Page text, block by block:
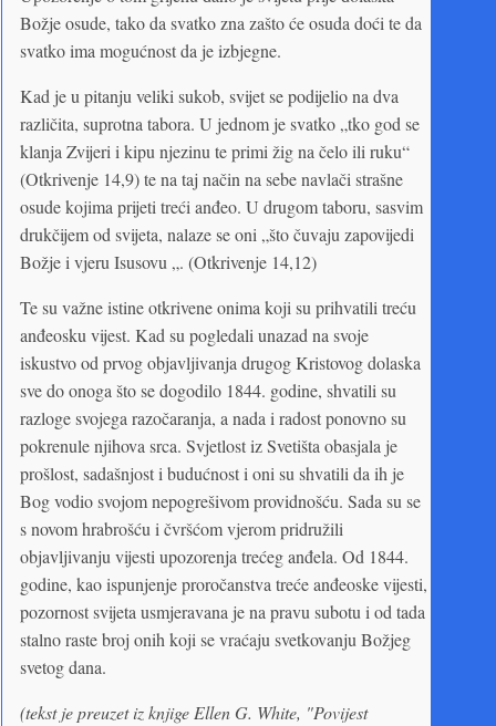
Božje osude, tako da svatko zna zašto će osuda doći te da
svatko ima mogućnost da je izbjegne.
Kad je u pitanju veliki sukob, svijet se podijelio na dva
različita, suprotna tabora. U jednom je svatko „tko god se
klanja Zvijeri i kipu njezinu te primi žig na čelo ili ruku“
(Otkrivenje 14,9) te na taj način na sebe navlači strašne
osude kojima prijeti treći anđeo. U drugom taboru, sasvim
drukčijem od svijeta, nalaze se oni „što čuvaju zapovijedi
Božje i vjeru Isusovu „. (Otkrivenje 14,12)
Te su važne istine otkrivene onima koji su prihvatili treću
anđeosku vijest. Kad su pogledali unazad na svoje
iskustvo od prvog objavljivanja drugog Kristovog dolaska
sve do onoga što se dogodilo 1844. godine, shvatili su
razloge svojega razočaranja, a nada i radost ponovno su
pokrenule njihova srca. Svjetlost iz Svetišta obasjala je
prošlost, sadašnjost i budućnost i oni su shvatili da ih je
Bog vodio svojom nepogrešivom providnošću. Sada su se
s novom hrabrošću i čvršćom vjerom pridružili
objavljivanju vijesti upozorenja trećeg anđela. Od 1844.
godine, kao ispunjenje proročanstva treće anđeoske vijesti,
pozornost svijeta usmjeravana je na pravu subotu i od tada
stalno raste broj onih koji se vraćaju svetkovanju Božjeg
svetog dana.
(tekst je preuzet iz knjige Ellen G. White, "Povijest